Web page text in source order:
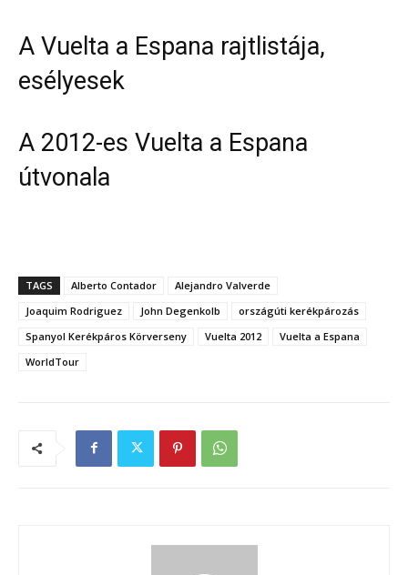
A Vuelta a Espana rajtlistája,
esélyesek
A 2012-es Vuelta a Espana
útvonala
TAGS Alberto Contador
Alejandro Valverde
Joaquim Rodriguez
John Degenkolb
országúti kerékpározás
Spanyol Kerékpáros Körverseny
Vuelta 2012
Vuelta a Espana
WorldTour